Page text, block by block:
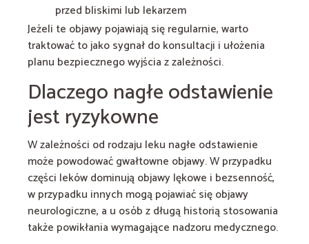
przed bliskimi lub lekarzem
Jeżeli te objawy pojawiają się regularnie, warto
traktować to jako sygnał do konsultacji i ułożenia
planu bezpiecznego wyjścia z zależności.
Dlaczego nagłe odstawienie
jest ryzykowne
W zależności od rodzaju leku nagłe odstawienie
może powodować gwałtowne objawy. W przypadku
części leków dominują objawy lękowe i bezsenność,
w przypadku innych mogą pojawiać się objawy
neurologiczne, a u osób z długą historią stosowania
także powikłania wymagające nadzoru medycznego.